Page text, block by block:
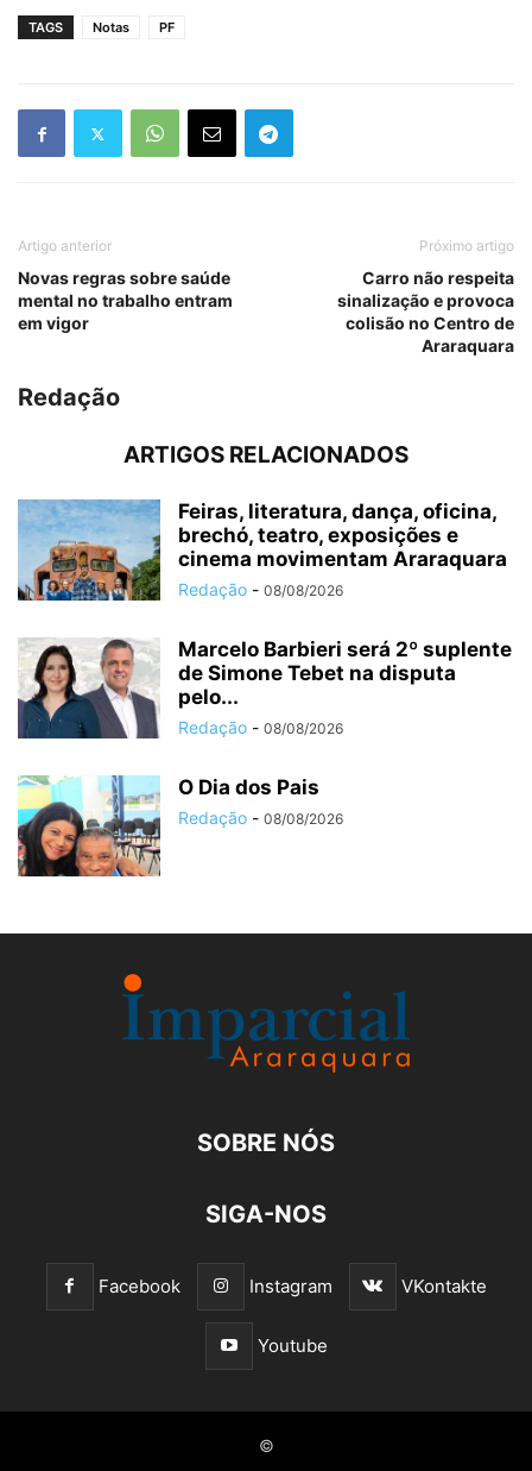
TAGS Notas PF
Artigo anterior
Novas regras sobre saúde
mental no trabalho entram
em vigor
Próximo artigo
Carro não respeita
sinalização e provoca
colisão no Centro de
Araraquara
Redação
ARTIGOS RELACIONADOS
Feiras, literatura, dança, oficina,
brechó, teatro, exposições e
cinema movimentam Araraquara
Redação - 08/08/2026
Marcelo Barbieri será 2º suplente
de Simone Tebet na disputa
pelo...
Redação - 08/08/2026
O Dia dos Pais
Redação - 08/08/2026
SOBRE NÓS
SIGA-NOS
Facebook Instagram VKontakte
Youtube
©